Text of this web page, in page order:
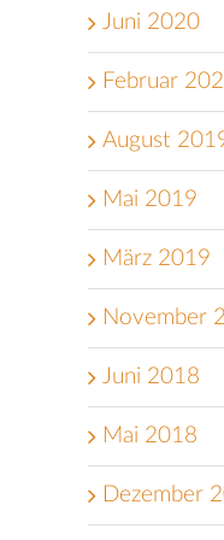
Juni 2020
Februar
August
Mai 2019
März 2019
November
Juni 2018
Mai 2018
Dezember